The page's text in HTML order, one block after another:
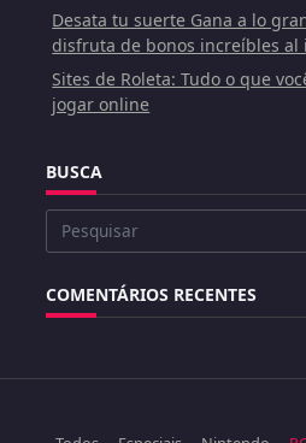
Desata tu suerte Gana a lo
disfruta de bonos increíbles al
Sites de Roleta: Tudo o que
jogar online
BUSCA
Buscar
COMENTÁRIOS RECENTES